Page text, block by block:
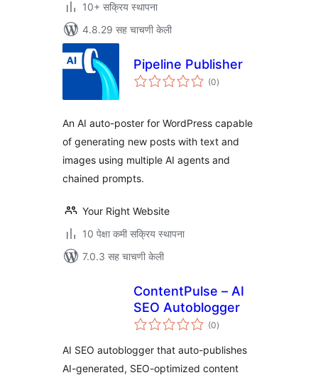
10+ सक्रिय स्थापना
4.8.29 सह चाचणी केली
Pipeline Publisher
(0एकूण
मूल्यांकन
)
An AI auto-poster for WordPress capable
of generating new posts with text and
images using multiple AI agents and
chained prompts.
Your Right Website
10 पेक्षा कमी सक्रिय स्थापना
7.0.3 सह चाचणी केली
ContentPulse – AI
SEO Autoblogger
(0एकूण
मूल्यांकन
)
AI SEO autoblogger that auto-publishes
AI-generated, SEO-optimized content